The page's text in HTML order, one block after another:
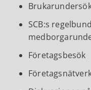
SCB:s
Företagsbesök